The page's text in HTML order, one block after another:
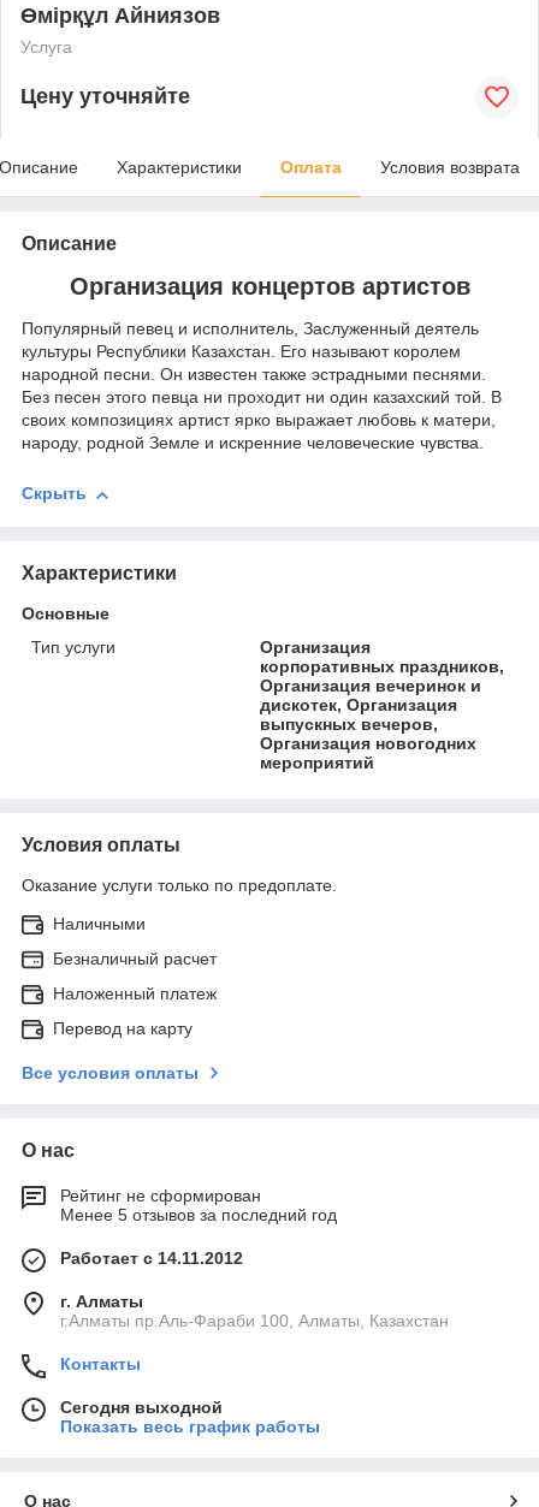
Өмірқұл Айниязов
Услуга
Цену уточняйте
Описание Характеристики Оплата Условия возврата
Описание
Организация концертов артистов
Популярный певец и исполнитель, Заслуженный деятель
культуры Республики Казахстан. Его называют королем
народной песни. Он известен также эстрадными песнями.
Без песен этого певца ни проходит ни один казахский той. В
своих композициях артист ярко выражает любовь к матери,
народу, родной Земле и искренние человеческие чувства.
Скрыть
Характеристики
Основные
Тип услуги
Организация
корпоративных праздников,
Организация вечеринок и
дискотек, Организация
выпускных вечеров,
Организация новогодних
мероприятий
Условия оплаты
Оказание услуги только по предоплате.
Наличными
Безналичный расчет
Наложенный платеж
Перевод на карту
Все условия оплаты
О нас
Рейтинг не сформирован
Менее 5 отзывов за последний год
Работает с 14.11.2012
г. Алматы
г.Алматы пр.Аль-Фараби 100, Алматы, Казахстан
Контакты
Сегодня выходной
Показать весь график работы
О нас